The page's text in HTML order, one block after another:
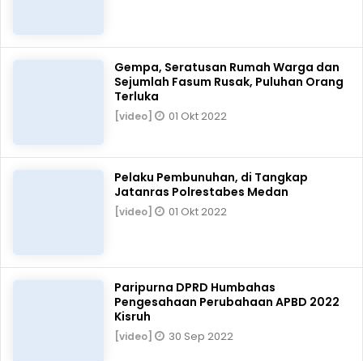
Gempa, Seratusan Rumah Warga dan
Sejumlah Fasum Rusak, Puluhan Orang
Terluka
[video] 01 Okt 2022
Pelaku Pembunuhan, di Tangkap
Jatanras Polrestabes Medan
[video] 01 Okt 2022
Paripurna DPRD Humbahas
Pengesahaan Perubahaan APBD 2022
Kisruh
[video] 30 Sep 2022